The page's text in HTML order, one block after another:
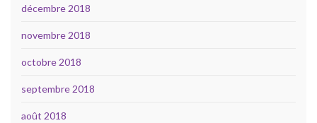
décembre 2018
novembre 2018
octobre 2018
septembre 2018
août 2018